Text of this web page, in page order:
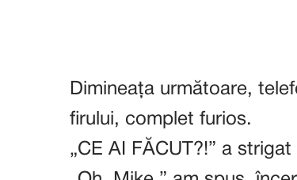
Dimineața următoare,
firului, complet furios.
„CE AI FĂCUT?!” a strigat